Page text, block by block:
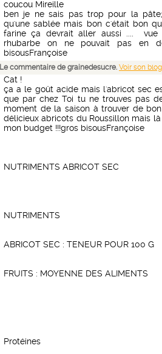
coucou Mireille
ben je ne sais pas trop pour la
qu'une sablée mais bon c'était bon
farine ça devrait aller aussi ....
rhubarbe on ne pouvait pas en
bisousFrançoise
Le commentaire de grainedesucre. Voir son blog
Cat !
ça a le goût acide mais l'abricot sec
que par chez Toi tu ne trouves pas
moment de la saison à trouver de
délicieux abricots du Roussillon mais
mon budget !!!gros bisousFrançoise
NUTRIMENTS ABRICOT SEC
NUTRIMENTS
ABRICOT SEC : TENEUR POUR 100 G
FRUITS : MOYENNE DES ALIMENTS
Protéines